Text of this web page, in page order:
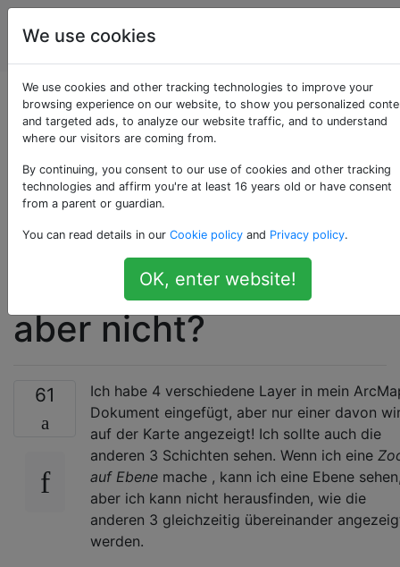
Geografisches
Informationssystem
Layer mit demselben
Koordinatensystem
sollten in ArcMap
ausgerichtet /
überlappt werden,
aber nicht?
61
Ich habe 4 verschiedene Layer in mein
Dokument eingefügt, aber nur einer davon
auf der Karte angezeigt! Ich sollte auch die
anderen 3 Schichten sehen. Wenn ich eine
auf Ebene mache , kann ich eine Ebene
aber ich kann nicht herausfinden, wie die
anderen 3 gleichzeitig übereinander
werden.
We use cookies
We use cookies and other tracking technologies to improve your
browsing experience on our website, to show you personalized
and targeted ads, to analyze our website traffic, and to understand
where our visitors are coming from.
By continuing, you consent to our use of cookies and other tracking
technologies and affirm you're at least 16 years old or have consent
from a parent or guardian.
You can read details in our Cookie policy and Privacy policy.
OK, enter website!